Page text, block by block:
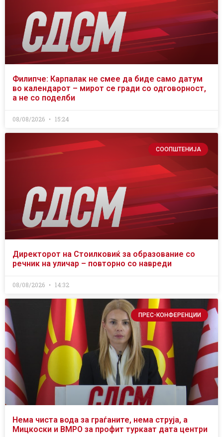
Филипче: Карпалак не смее да биде само датум
во календарот – мирот се гради со одговорност,
а не со поделби
08/08/2026 15:24
СООПШТЕНИЈА
Директорот на Стоилковиќ за образование со
речник на уличар – повторно со навреди
08/08/2026 14:32
ПРЕС-КОНФЕРЕНЦИИ
Нема чиста вода за граѓаните, нема струја, а
Мицкоски и ВМРО за профит туркаат дата центри